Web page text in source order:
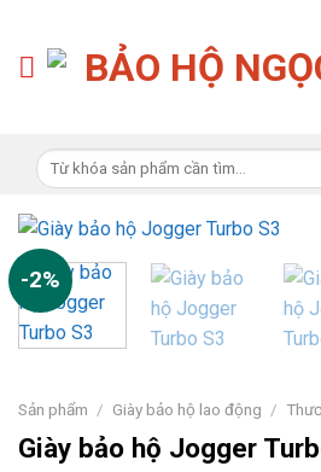
content
Tìm
kiếm:
-2%
Sản phẩm / Giày bảo hộ lao động /
Giày bảo hộ Jogger